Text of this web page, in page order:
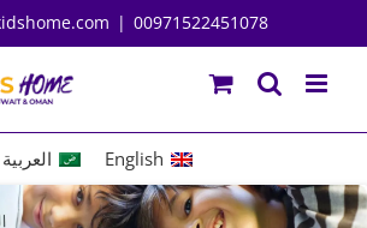
to
content
00971522451078
|
English العربية